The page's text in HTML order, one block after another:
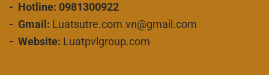
- Hotline: 0981300922
- Gmail: Luatsutre.com.vn@gmail.com
- Website: Luatpvlgroup.com